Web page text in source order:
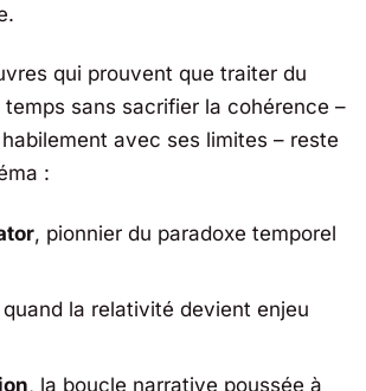
qui prouvent que traiter du
sans sacrifier la cohérence –
avec ses limites – reste
:
, pionnier du paradoxe temporel
quand la relativité devient enjeu
, la boucle narrative poussée à